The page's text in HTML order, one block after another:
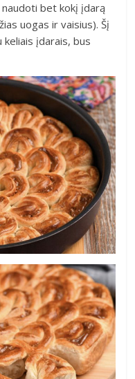
bet kokį įdarą
uogas ir vaisius). Šį
įdarais, bus